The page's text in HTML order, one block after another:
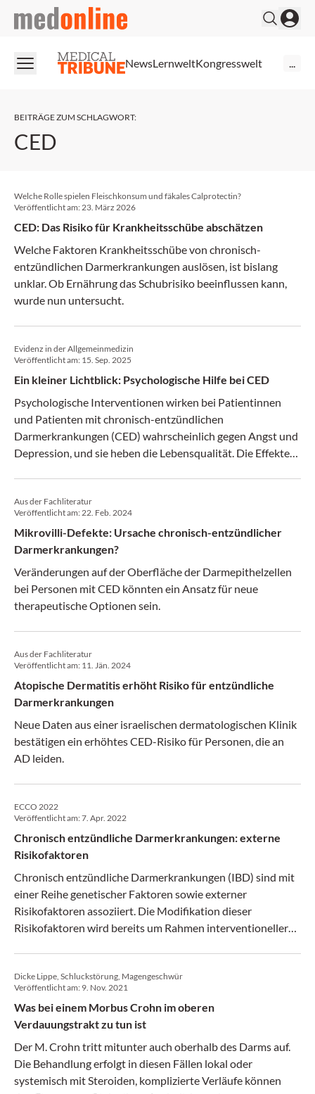
medonline
NewsLernweltKongresswelt
BEITRÄGE ZUM SCHLAGWORT:
CED
Welche Rolle spielen Fleischkonsum und fäkales Calprotectin?
Veröffentlicht am:23. März 2026
CED: Das Risiko für Krankheitsschübe abschätzen
Welche Faktoren Krankheitsschübe von chronisch-
entzündlichen Darmerkrankungen auslösen, ist bislang
unklar. Ob Ernährung das Schubrisiko beeinflussen kann,
wurde nun untersucht.
Evidenz in der Allgemeinmedizin
Veröffentlicht am: 15. Sep. 2025
Ein kleiner Lichtblick: Psychologische Hilfe bei CED
Psychologische Interventionen wirken bei Patientinnen
und Patienten mit chronisch-entzündlichen
Darmerkrankungen (CED) wahrscheinlich gegen Angst und
Depression, und sie heben die Lebensqualität. Die Effekte
Aus der Fachliteratur
Veröffentlicht am:22. Feb. 2024
Mikrovilli-Defekte: Ursache chronisch-entzündlicher
Darmerkrankungen?
Veränderungen auf der Oberfläche der Darmepithelzellen
bei Personen mit CED könnten ein Ansatz für neue
therapeutische Optionen sein.
Aus der Fachliteratur
Veröffentlicht am: 11. Jän. 2024
Atopische Dermatitis erhöht Risiko für entzündliche
Darmerkrankungen
Neue Daten aus einer israelischen dermatologischen Klinik
bestätigen ein erhöhtes CED-Risiko für Personen, die an
AD leiden.
ECCO 2022
Veröffentlicht am:7. Apr. 2022
Chronisch entzündliche Darmerkrankungen: externe
Risikofaktoren
Chronisch entzündliche Darmerkrankungen (IBD) sind mit
einer Reihe genetischer Faktoren sowie externer
Risikofaktoren assoziiert. Die Modifikation dieser
Risikofaktoren wird bereits um Rahmen interventioneller
Dicke Lippe, Schluckstörung, Magengeschwür
Veröffentlicht am: 9. Nov. 2021
Was bei einem Morbus Crohn im oberen
Verdauungstrakt zu tun ist
Der M. Crohn tritt mitunter auch oberhalb des Darms auf.
Die Behandlung erfolgt in diesen Fällen lokal oder
systemisch mit Steroiden, komplizierte Verläufe können